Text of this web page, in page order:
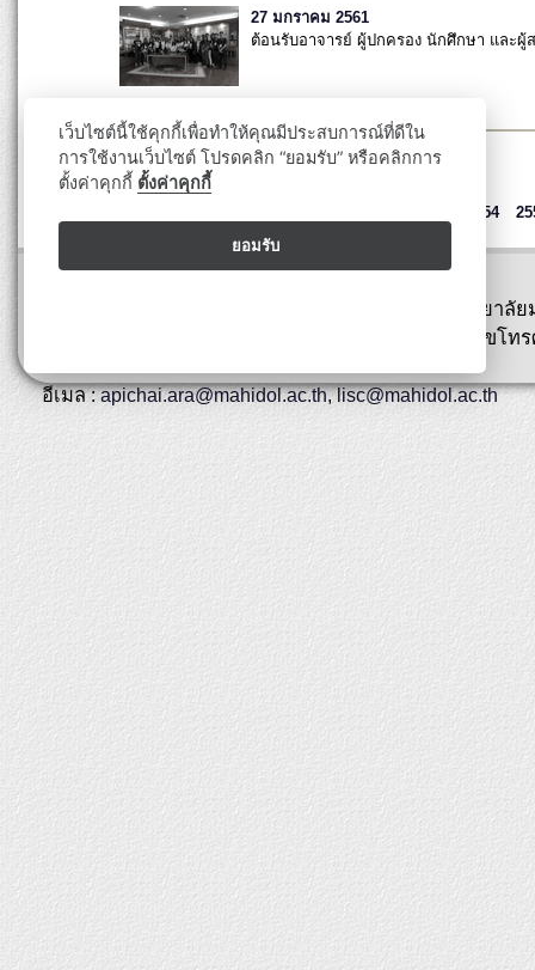
27 มกราคม 2561
ต้อนรับอาจารย์ ผู้ปกครอง นักศึกษา และ
2554
พิพิธภัณฑ์สตางค์ มงคลสุข คณะวิทยาศาสตร์ มหาวิทยาลั
ถนนพระรามที่ 6 เขตราชเทวี กรุงเทพ 10400 หมายเลขโท
อีเมล :apichai.ara@mahidol.ac.th,lisc@mahidol.ac.th
เว็บไซต์นี้ใช้คุกกี้เพื่อทำให้คุณมีประสบการณ์ที่ดีใน
การใช้งานเว็บไซต์ โปรดคลิก “ยอมรับ” หรือคลิกการ
ตั้งค่าคุกกี้ ตั้งค่าคุกกี้
ยอมรับ